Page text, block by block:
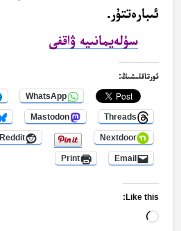
ئىبارەتتۇر.
سۈلەيمانىيە ۋاقفى
ئورتاقلىشىڭ:
WhatsApp
Threads
Mastodon
Nextdoor
Reddit
Email
Print
Like this:
Loading…